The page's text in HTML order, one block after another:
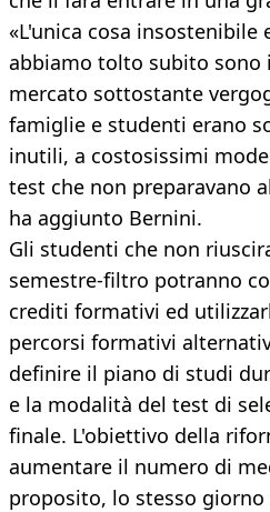
«L'unica cosa insostenibile
abbiamo tolto subito sono
mercato sottostante
famiglie e studenti erano
inutili, a costosissimi
test che non preparavano
ha aggiunto Bernini.
Gli studenti che non
semestre-filtro potranno
crediti formativi ed
percorsi formativi
definire il piano di studi
e la modalità del test di
finale. L'obiettivo della
aumentare il numero di
proposito, lo stesso